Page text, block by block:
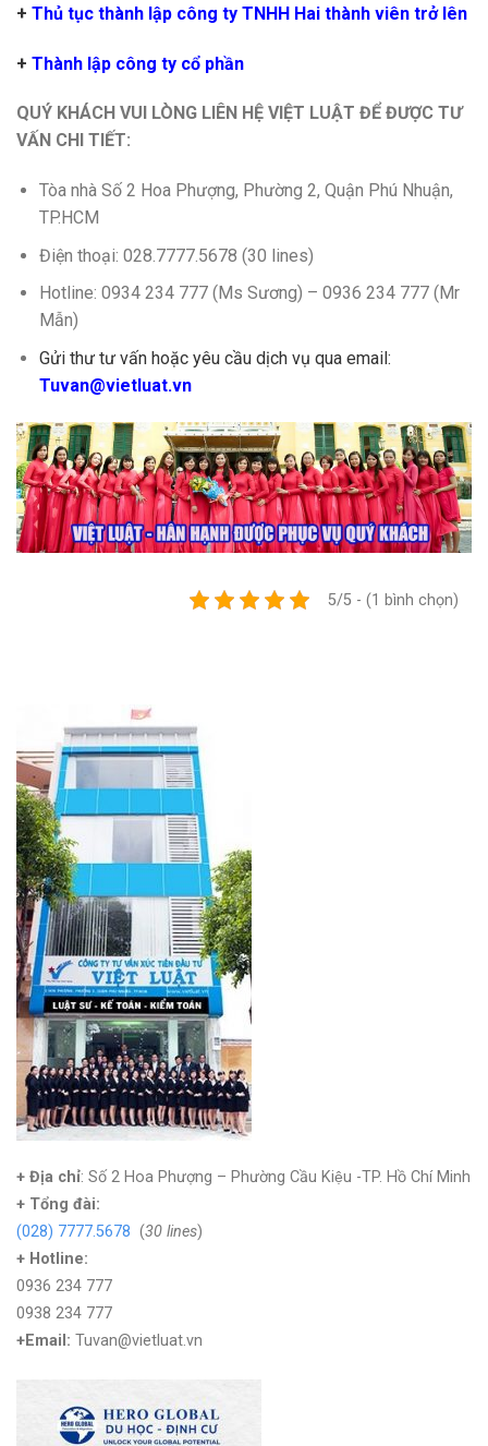
+ Thủ tục thành lập công ty TNHH Hai thành viên trở lên
+ Thành lập công ty cổ phần
QUÝ KHÁCH VUI LÒNG LIÊN HỆ VIỆT LUẬT ĐỂ ĐƯỢC TƯ
VẤN CHI TIẾT:
Tòa nhà Số 2 Hoa Phượng, Phường 2, Quận Phú Nhuận,
TP.HCM
Điện thoại: 028.7777.5678 (30 lines)
Hotline: 0934 234 777 (Ms Sương) – 0936 234 777 (Mr
Mẫn)
Gửi thư tư vấn hoặc yêu cầu dịch vụ qua email:
Tuvan@vietluat.vn
5/5 - (1 bình chọn)
+ Địa chỉ: Số 2 Hoa Phượng – Phường Cầu Kiệu -TP. Hồ Chí Minh
+ Tổng đài:
(028) 7777.5678 (30 lines)
+ Hotline:
0936 234 777
0938 234 777
+Email: Tuvan@vietluat.vn